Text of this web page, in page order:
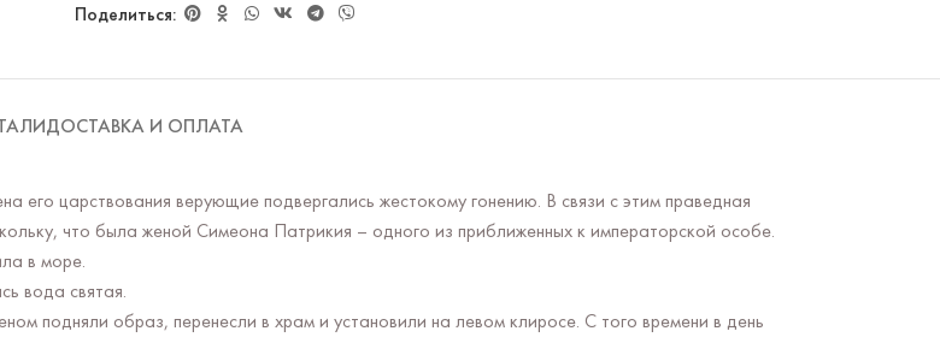
Поделиться:
ДОСТАВКА И ОПЛАТА
царствования верующие подвергались жестокому гонению. В связи с этим праведная
что была женой Симеона Патрикия – одного из приближенных к императорской особе.
в море.
вода святая.
подняли образ, перенесли в храм и установили на левом клиросе. С того времени в день